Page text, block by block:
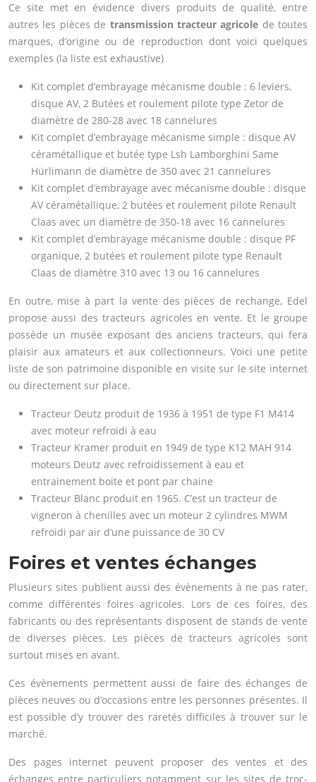
Ce site met en évidence divers produits de qualité, entre
autres les pièces de transmission tracteur agricole de toutes
marques, d’origine ou de reproduction dont voici quelques
exemples (la liste est exhaustive)
Kit complet d’embrayage mécanisme double : 6 leviers,
disque AV, 2 Butées et roulement pilote type Zetor de
diamètre de 280-28 avec 18 cannelures
Kit complet d’embrayage mécanisme simple : disque AV
céramétallique et butée type Lsh Lamborghini Same
Hürlimann de diamètre de 350 avec 21 cannelures
Kit complet d’embrayage avec mécanisme double : disque
AV céramétallique, 2 butées et roulement pilote Renault
Claas avec un diamètre de 350-18 avec 16 cannelures
Kit complet d’embrayage mécanisme double : disque PF
organique, 2 butées et roulement pilote type Renault
Claas de diamètre 310 avec 13 ou 16 cannelures
En outre, mise à part la vente des pièces de rechange, Edel
propose aussi des tracteurs agricoles en vente. Et le groupe
possède un musée exposant des anciens tracteurs, qui fera
plaisir aux amateurs et aux collectionneurs. Voici une petite
liste de son patrimoine disponible en visite sur le site internet
ou directement sur place.
Tracteur Deutz produit de 1936 à 1951 de type F1 M414
avec moteur refroidi à eau
Tracteur Kramer produit en 1949 de type K12 MAH 914
moteurs Deutz avec refroidissement à eau et
entrainement boite et pont par chaine
Tracteur Blanc produit en 1965. C’est un tracteur de
vigneron à chenilles avec un moteur 2 cylindres MWM
refroidi par air d’une puissance de 30 CV
Foires et ventes échanges
Plusieurs sites publient aussi des évènements à ne pas rater,
comme différentes foires agricoles. Lors de ces foires, des
fabricants ou des représentants disposent de stands de vente
de diverses pièces. Les pièces de tracteurs agricoles sont
surtout mises en avant.
Ces évènements permettent aussi de faire des échanges de
pièces neuves ou d’occasions entre les personnes présentes. Il
est possible d’y trouver des raretés difficiles à trouver sur le
marché.
Des pages internet peuvent proposer des ventes et des
échanges entre particuliers notamment sur les sites de troc-